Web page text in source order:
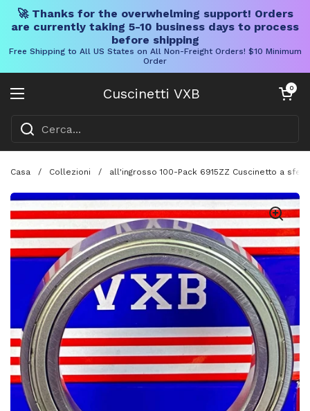
🚀 Thanks for the overwhelming support! Orders
are currently taking 5-10 business days to process
before shipping
Free Shipping to All US States on All Non-Freight Orders! $10 Minimum
Order
Cuscinetti VXB
Aprire il menu
Carrello
0
Casa / Collezioni / all'ingrosso 100-Pack 6915ZZ Cuscinetto a sfera